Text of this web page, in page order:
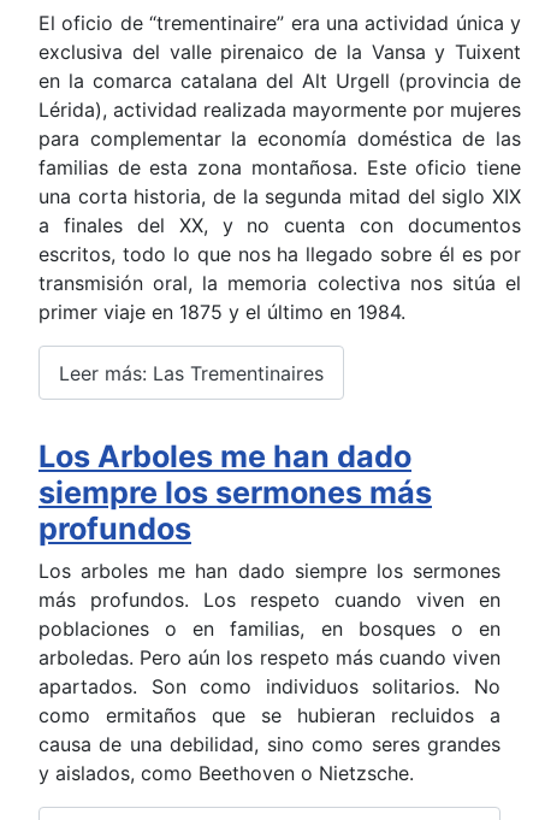
El oficio de “trementinaire” era una actividad única y
exclusiva del valle pirenaico de la Vansa y Tuixent
en la comarca catalana del Alt Urgell (provincia de
Lérida), actividad realizada mayormente por mujeres
para complementar la economía doméstica de las
familias de esta zona montañosa. Este oficio tiene
una corta historia, de la segunda mitad del siglo XIX
a finales del XX, y no cuenta con documentos
escritos, todo lo que nos ha llegado sobre él es por
transmisión oral, la memoria colectiva nos sitúa el
primer viaje en 1875 y el último en 1984.
Leer más: Las Trementinaires
Los Arboles me han dado
siempre los sermones más
profundos
Los arboles me han dado siempre los sermones
más profundos. Los respeto cuando viven en
poblaciones o en familias, en bosques o en
arboledas. Pero aún los respeto más cuando viven
apartados. Son como individuos solitarios. No
como ermitaños que se hubieran recluidos a
causa de una debilidad, sino como seres grandes
y aislados, como Beethoven o Nietzsche.